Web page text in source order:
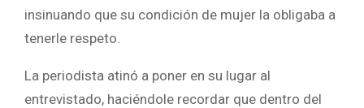
insinuando que su condición de mujer la obligaba a
tenerle respeto.
La periodista atinó a poner en su lugar al
entrevistado, haciéndole recordar que dentro del